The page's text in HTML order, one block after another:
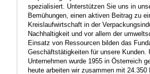
Getränke, Kosmetik- und
Haushaltsreiniger, Wasch- und
und Schmiermittel sowie
Alwin Lehner gründete gemeinsam
Helmuth Lehner das Unternehmen im
„Alpenplastik Alwin Lehner GmbH“ in